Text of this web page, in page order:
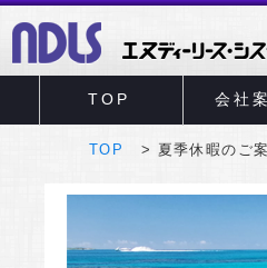
TOP 会社
TOP 夏季休暇のご